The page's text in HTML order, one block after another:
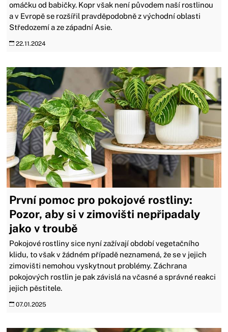
omáčku od babičky. Kopr však není původem naší rostlinou
a v Evropě se rozšířil pravděpodobně z východní oblasti
Středozemí a ze západní Asie.
22.11.2024
První pomoc pro pokojové rostliny:
Pozor, aby si v zimovišti nepřipadaly
jako v troubě
Pokojové rostliny sice nyní zažívají období vegetačního
klidu, to však v žádném případě neznamená, že se v jejich
zimovišti nemohou vyskytnout problémy. Záchrana
pokojových rostlin je pak závislá na včasné a správné reakci
jejich pěstitele.
07.01.2025